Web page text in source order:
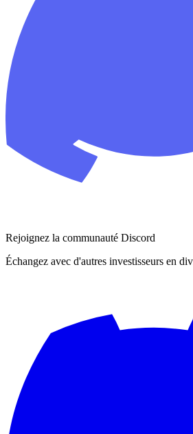
Rejoignez la communauté Discord
Échangez avec d'autres investisseurs en